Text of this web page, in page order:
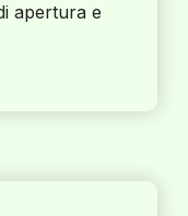
apertura e